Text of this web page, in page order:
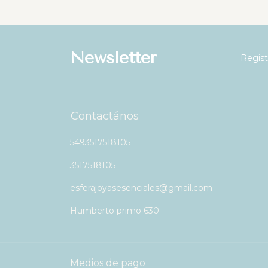
Newsletter
Contactános
5493517518105
3517518105
esferajoyasesenciales@gmail.com
Humberto primo 630
Medios de pago